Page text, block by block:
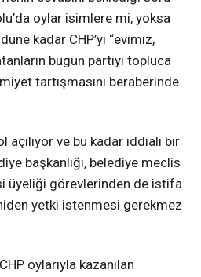
oylar isimlere mi, yoksa
kadar CHP’yi “evimiz,
bugün partiyi topluca
tartışmasını beraberinde
ve bu kadar iddialı bir
başkanlığı, belediye meclis
üyeliği görevlerinden de istifa
yetki istenmesi gerekmez
oylarıyla kazanılan